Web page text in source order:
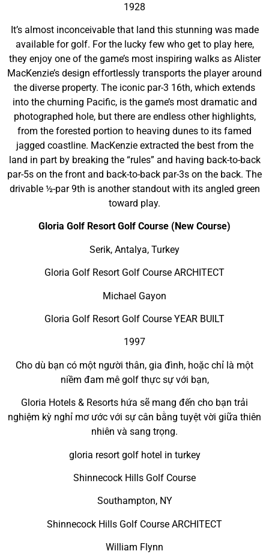
1928
It’s almost inconceivable that land this stunning was made
available for golf. For the lucky few who get to play here,
they enjoy one of the game’s most inspiring walks as Alister
MacKenzie’s design effortlessly transports the player around
the diverse property. The iconic par-3 16th, which extends
into the churning Pacific, is the game’s most dramatic and
photographed hole, but there are endless other highlights,
from the forested portion to heaving dunes to its famed
jagged coastline. MacKenzie extracted the best from the
land in part by breaking the “rules” and having back-to-back
par-5s on the front and back-to-back par-3s on the back. The
drivable ½-par 9th is another standout with its angled green
toward play.
Gloria Golf Resort Golf Course (New Course)
Serik, Antalya, Turkey
Gloria Golf Resort Golf Course ARCHITECT
Michael Gayon
Gloria Golf Resort Golf Course YEAR BUILT
1997
Cho dù bạn có một người thân, gia đình, hoặc chỉ là một
niềm đam mê golf thực sự với bạn,
Gloria Hotels & Resorts hứa sẽ mang đến cho bạn trải
nghiệm kỳ nghỉ mơ ước với sự cân bằng tuyệt vời giữa thiên
nhiên và sang trọng.
gloria resort golf hotel in turkey
Shinnecock Hills Golf Course
Southampton, NY
Shinnecock Hills Golf Course ARCHITECT
William Flynn